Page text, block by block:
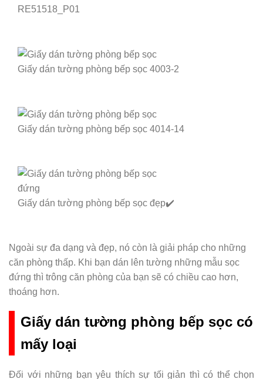
RE51518_P01
Giấy dán tường phòng bếp sọc 4003-2
Giấy dán tường phòng bếp sọc 4014-14
Giấy dán tường phòng bếp sọc đẹp✔️
Ngoài sự đa dạng và đẹp, nó còn là giải pháp cho những
căn phòng thấp. Khi bạn dán lên tường những mẫu sọc
đứng thì trông căn phòng của bạn sẽ có chiều cao hơn,
thoáng hơn.
Giấy dán tường phòng bếp sọc có
mấy loại
Đối với những bạn yêu thích sự tối giản thì có thể chọn